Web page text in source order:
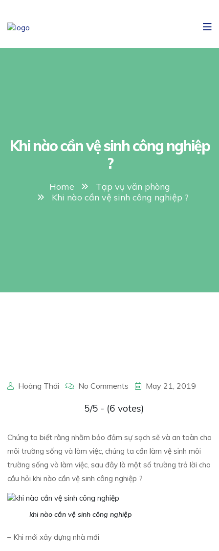
Khi nào cần vệ sinh công nghiệp
?
Home
Tạp vụ văn phòng
Khi nào cần vệ sinh công nghiệp ?
Hoàng Thái No Comments May 21, 2019
5/5 - (6 votes)
Chúng ta biết rằng nhằm bảo đảm sự sạch sẽ và an toàn cho
môi trường sống và làm việc, chúng ta cần làm vệ sinh môi
trường sống và làm việc, sau đây là một số trường trả lời cho
cầu hỏi khi nào cần vệ sinh công nghiệp ?
khi nào cần vệ sinh công nghiệp
– Khi mới xây dựng nhà mới